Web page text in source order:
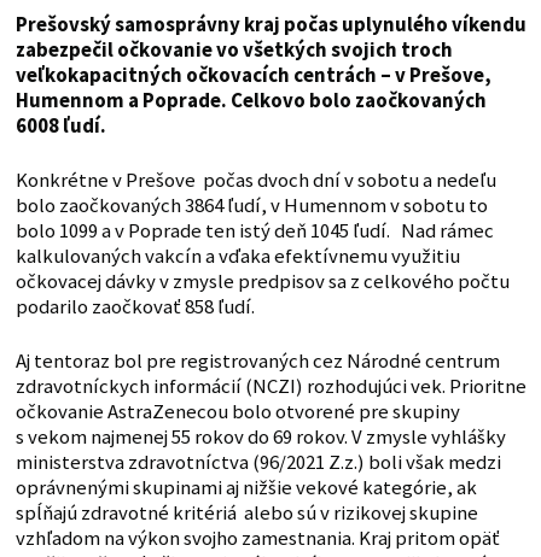
Prešovský samosprávny kraj počas uplynulého víkendu
zabezpečil očkovanie vo všetkých svojich troch
veľkokapacitných očkovacích centrách – v Prešove,
Humennom a Poprade. Celkovo bolo zaočkovaných
6008 ľudí.
Konkrétne v Prešove počas dvoch dní v sobotu a nedeľu
bolo zaočkovaných 3864 ľudí, v Humennom v sobotu to
bolo 1099 a v Poprade ten istý deň 1045 ľudí. Nad rámec
kalkulovaných vakcín a vďaka efektívnemu využitiu
očkovacej dávky v zmysle predpisov sa z celkového počtu
podarilo zaočkovať 858 ľudí.
Aj tentoraz bol pre registrovaných cez Národné centrum
zdravotníckych informácií (NCZI) rozhodujúci vek. Prioritne
očkovanie AstraZenecou bolo otvorené pre skupiny
s vekom najmenej 55 rokov do 69 rokov. V zmysle vyhlášky
ministerstva zdravotníctva (96/2021 Z.z.) boli však medzi
oprávnenými skupinami aj nižšie vekové kategórie, ak
spĺňajú zdravotné kritériá alebo sú v rizikovej skupine
vzhľadom na výkon svojho zamestnania. Kraj pritom opäť